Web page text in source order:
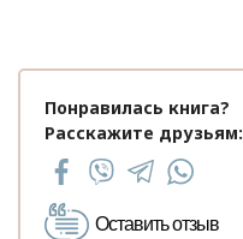
Понравилась книга?
Расскажите друзьям:
Оставить отзыв